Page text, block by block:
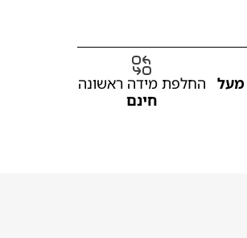
מעל
החלפת מידה ראשונה
חינם